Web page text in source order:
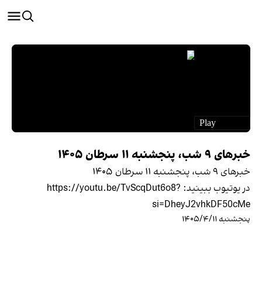
خبرهای ۹ شب، پنجشنبه ۱۱ سرطان ۱۴۰۵
خبرهای ۹ شب، پنجشنبه ۱۱ سرطان ۱۴۰۵
در یوتیوب ببينيد: https://youtu.be/TvScqDut6o8?
si=DheyJ2vhkDF50cMe
پنجشنبه ۱۴۰۵/۴/۱۱